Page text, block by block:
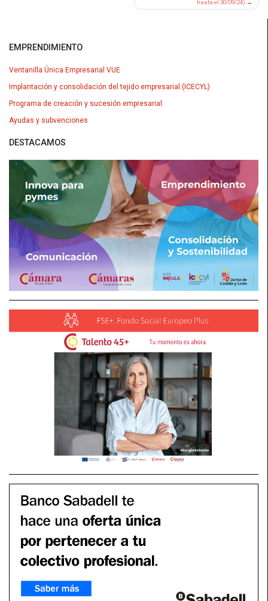
EMPRENDIMIENTO
Ventanilla Única Empresarial VUE
Implantación y consolidación del tejido empresarial (ICECYL)
Programa de creación y sucesión empresarial
Ayudas y subvenciones
DESTACAMOS
hasta el 30/09/24)